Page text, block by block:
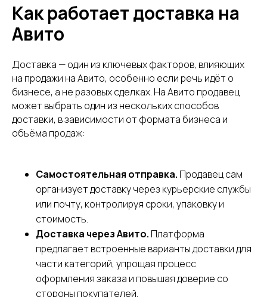
Как работает доставка на
Авито
Доставка — один из ключевых факторов, влияющих
на продажи на Авито, особенно если речь идёт о
бизнесе, а не разовых сделках. На Авито продавец
может выбрать один из нескольких способов
доставки, в зависимости от формата бизнеса и
объёма продаж:
Самостоятельная отправка. Продавец сам
организует доставку через курьерские службы
или почту, контролируя сроки, упаковку и
стоимость.
Доставка через Авито. Платформа
предлагает встроенные варианты доставки для
части категорий, упрощая процесс
оформления заказа и повышая доверие со
стороны покупателей.
sales@ffcdek.ru
бизнеса
маркетплейсов
Все услуги
Фулфилмент для
маркетплейсов
О нас
Адреса складов
Новости
Международные
Партнёрская
программа